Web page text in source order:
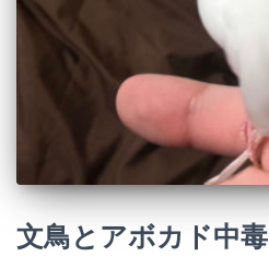
文鳥とアボカド中毒